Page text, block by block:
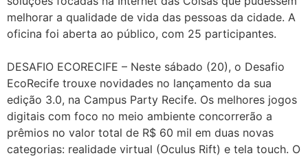
melhorar a qualidade de vida das pessoas da cidade. A
oficina foi aberta ao público, com 25 participantes.
DESAFIO ECORECIFE – Neste sábado (20), o Desafio
EcoRecife trouxe novidades no lançamento da sua
edição 3.0, na Campus Party Recife. Os melhores jogos
digitais com foco no meio ambiente concorrerão a
prêmios no valor total de R$ 60 mil em duas novas
categorias: realidade virtual (Oculus Rift) e tela touch. O